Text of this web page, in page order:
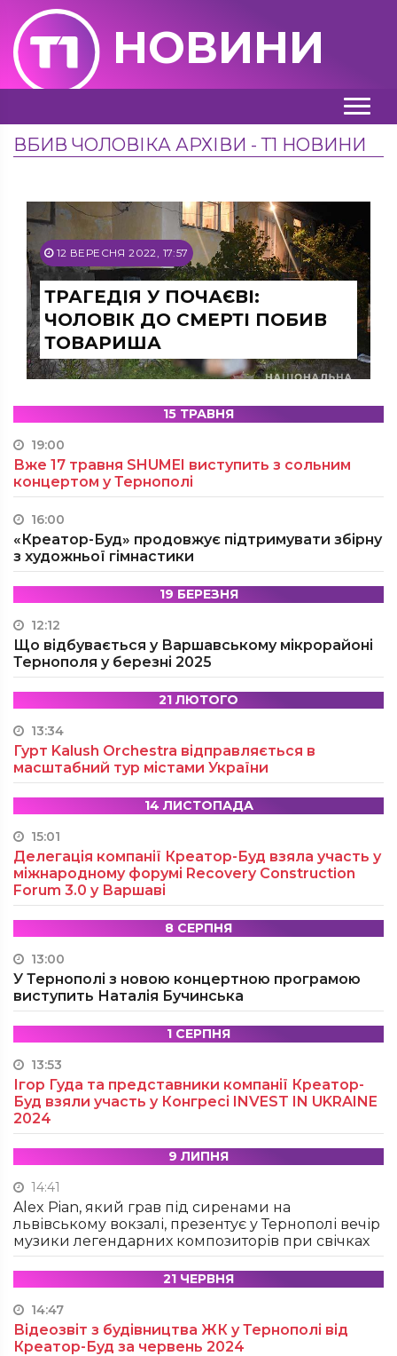
НОВИНИ
ВБИВ ЧОЛОВІКА АРХІВИ - Т1 НОВИНИ
12 ВЕРЕСНЯ 2022, 17:57
ТРАГЕДІЯ У ПОЧАЄВІ:
ЧОЛОВІК ДО СМЕРТІ ПОБИВ
ТОВАРИША
15 ТРАВНЯ
19:00
Вже 17 травня SHUMEI виступить з сольним
концертом у Тернополі
16:00
«Креатор-Буд» продовжує підтримувати збірну
з художньої гімнастики
19 БЕРЕЗНЯ
12:12
Що відбувається у Варшавському мікрорайоні
Тернополя у березні 2025
21 ЛЮТОГО
13:34
Гурт Kalush Orchestra відправляється в
масштабний тур містами України
14 ЛИСТОПАДА
15:01
Делегація компанії Креатор-Буд взяла участь у
міжнародному форумі Recovery Construction
Forum 3.0 у Варшаві
8 СЕРПНЯ
13:00
У Тернополі з новою концертною програмою
виступить Наталія Бучинська
1 СЕРПНЯ
13:53
Ігор Гуда та представники компанії Креатор-
Буд взяли участь у Конгресі INVEST IN UKRAINE
2024
9 ЛИПНЯ
14:41
Alex Pian, який грав під сиренами на
львівському вокзалі, презентує у Тернополі вечір
музики легендарних композиторів при свічках
21 ЧЕРВНЯ
14:47
Відеозвіт з будівництва ЖК у Тернополі від
Креатор-Буд за червень 2024